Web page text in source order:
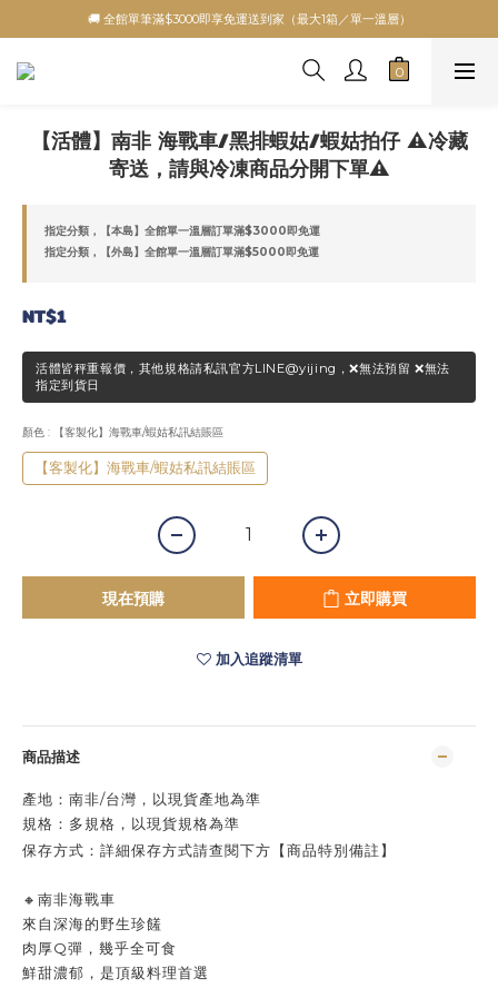
🚚 全館單筆滿$3000即享免運送到家（最大1箱／單一溫層）
【活體】南非 海戰車/黑排蝦姑/蝦姑拍仔 ⚠️冷藏
寄送，請與冷凍商品分開下單⚠️
指定分類，【本島】全館單一溫層訂單滿$3000即免運
指定分類，【外島】全館單一溫層訂單滿$5000即免運
NT$1
活體皆秤重報價，其他規格請私訊官方LINE@yijing，❌無法預留 ❌無法
指定到貨日
顏色 : 【客製化】海戰車/蝦姑私訊結賬區
【客製化】海戰車/蝦姑私訊結賬區
現在預購 立即購買
加入追蹤清單
商品描述
產地：南非/台灣，以現貨產地為準
規格： 多規格，以現貨規格為準
保存方式： 詳細保存方式請查閱下方【商品特別備註】
🔸南非海戰車
來自深海的野生珍饈
肉厚Q彈，幾乎全可食
鮮甜濃郁，是頂級料理首選